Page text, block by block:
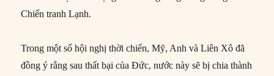
Chiến tranh Lạnh.
Trong một số hội nghị thời chiến, Mỹ, Anh và Liên Xô đã
đồng ý rằng sau thất bại của Đức, nước này sẽ bị chia thành